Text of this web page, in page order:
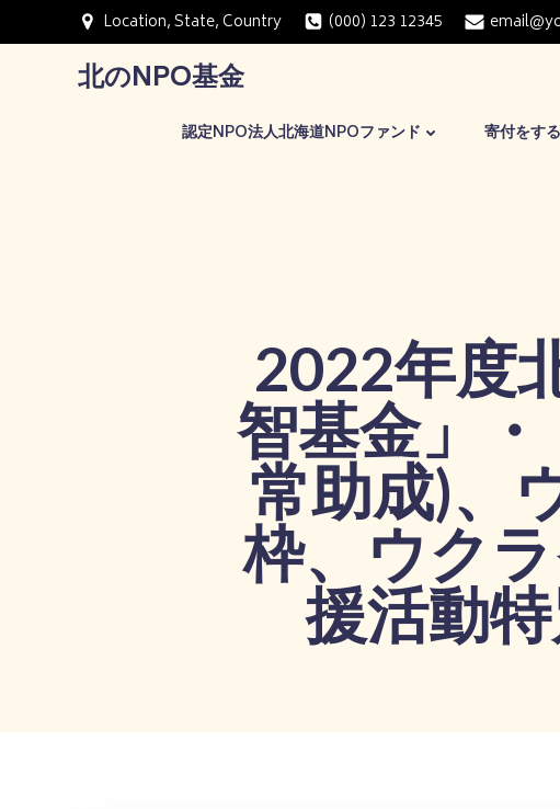
ン
Location, State, Country (000) 123 12345
北のNPO基金
認定NPO法人北海道NPOファンド 寄付をする
2022年度
智基金」
常助成)、
枠、ウク
援活動